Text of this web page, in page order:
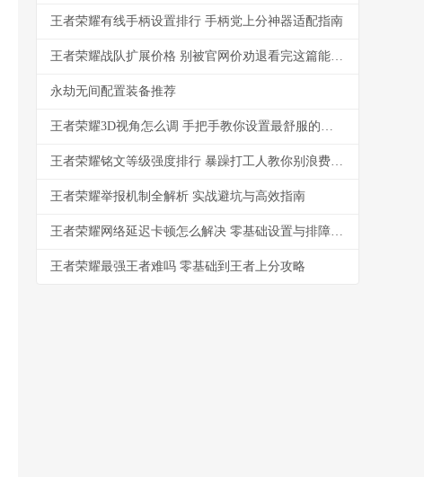
王者荣耀有线手柄设置排行 手柄党上分神器适配指南
王者荣耀战队扩展价格 别被官网价劝退看完这篇能省一半
永劫无间配置装备推荐
王者荣耀3D视角怎么调 手把手教你设置最舒服的视角
王者荣耀铭文等级强度排行 暴躁打工人教你别浪费金币
王者荣耀举报机制全解析 实战避坑与高效指南
王者荣耀网络延迟卡顿怎么解决 零基础设置与排障指南
王者荣耀最强王者难吗 零基础到王者上分攻略